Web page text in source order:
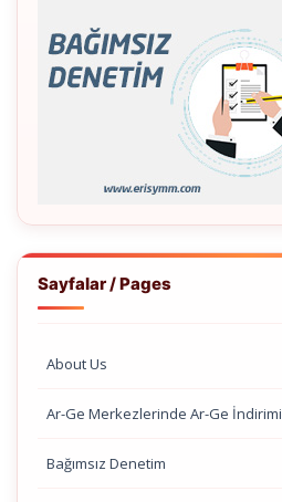
Sayfalar / Pages
About Us
Ar-Ge Merkezlerinde Ar-Ge İndirimi
Bağımsız Denetim